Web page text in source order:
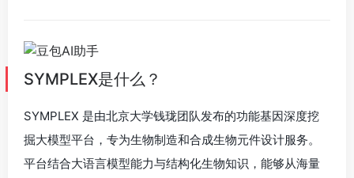
SYMPLEX是什么？
SYMPLEX 是由北京大学钱珑团队发布的功能基因深度挖
掘大模型平台，专为生物制造和合成生物元件设计服务。
平台结合大语言模型能力与结构化生物知识，能够从海量